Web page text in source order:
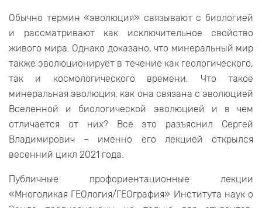
Обычно термин «эволюция» связывают с биологией
и рассматривают как исключительное свойство
живого мира. Однако доказано, что минеральный мир
также эволюционирует в течение как геологического,
так и космологического времени. Что такое
минеральная эволюция, как она связана с эволюцией
Вселенной и биологической эволюцией и в чем
отличается от них? Все это разъяснил Сергей
Владимирович – именно его лекцией открылся
весенний цикл 2021 года.
Публичные профориентационные лекции
«Многоликая ГЕОлогия/ГЕОграфия» Института наук о